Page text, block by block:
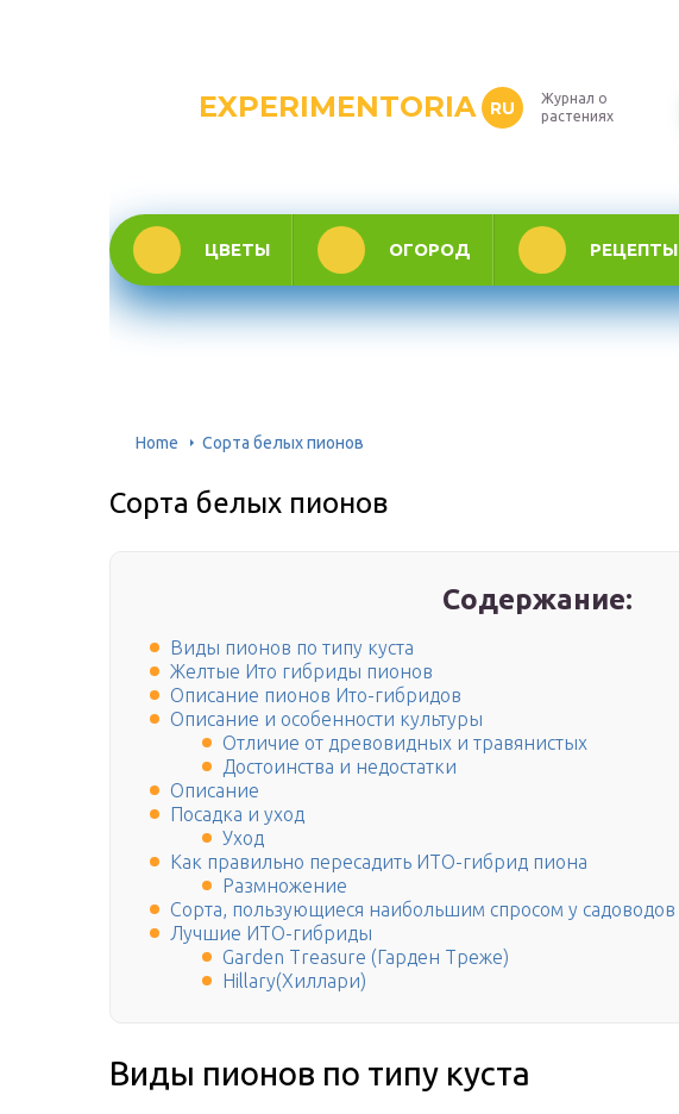
EXPERIMENTORIA RU
Журнал о
растениях
ЦВЕТЫ ОГОРОД РЕЦЕПТЫ
Home Сорта белых пионов
Сорта белых пионов
Содержание:
Виды пионов по типу куста
Желтые Ито гибриды пионов
Описание пионов Ито-гибридов
Описание и особенности культуры
Отличие от древовидных и травянистых
Достоинства и недостатки
Описание
Посадка и уход
Уход
Как правильно пересадить ИТО-гибрид пиона
Размножение
Сорта, пользующиеся наибольшим спросом у садоводов
Лучшие ИТО-гибриды
Garden Treasure (Гарден Треже)
Hillary(Хиллари)
Виды пионов по типу куста